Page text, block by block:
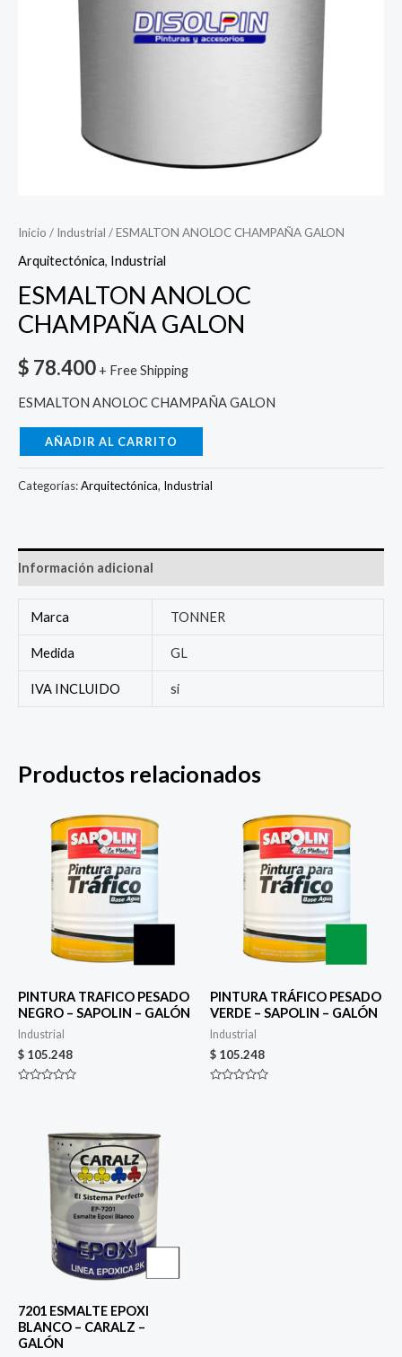
Inicio / Industrial / ESMALTON ANOLOC CHAMPAÑA GALON
Arquitectónica, Industrial
ESMALTON ANOLOC
CHAMPAÑA GALON
$ 78.400 + Free Shipping
ESMALTON ANOLOC CHAMPAÑA GALON
AÑADIR AL CARRITO
Categorías:Arquitectónica, Industrial
Información adicional
Marca TONNER
Medida GL
IVA INCLUIDO si
Productos relacionados
PINTURA TRAFICO PESADO
NEGRO – SAPOLIN – GALÓN
Industrial
$ 105.248
PINTURA TRÁFICO PESADO
VERDE – SAPOLIN – GALÓN
Industrial
$ 105.248
7201 ESMALTE EPOXI
BLANCO – CARALZ –
GALÓN